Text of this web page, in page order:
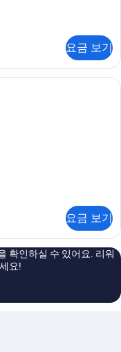
요금 보기
요금 보기
확인하실 수 있어요. 리워
요!